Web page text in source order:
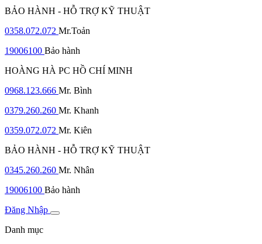
BẢO HÀNH - HỖ TRỢ KỸ THUẬT
0358.072.072 Mr.Toản
19006100 Bảo hành
HOÀNG HÀ PC HỒ CHÍ MINH
0968.123.666 Mr. Bình
0379.260.260 Mr. Khanh
0359.072.072 Mr. Kiên
BẢO HÀNH - HỖ TRỢ KỸ THUẬT
0345.260.260 Mr. Nhân
19006100 Bảo hành
Đăng Nhập
Danh mục